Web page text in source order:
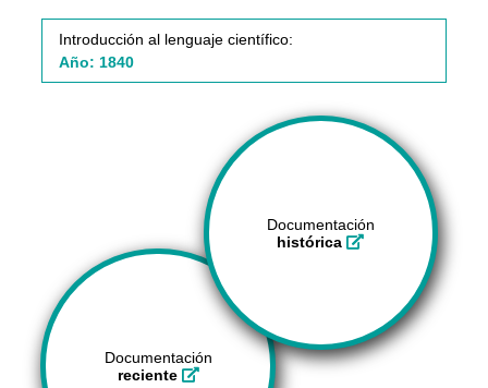
Introducción al lenguaje científico:
Año: 1840
Documentación
histórica
Documentación
reciente